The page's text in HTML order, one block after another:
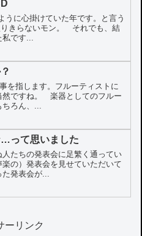
うに心掛けていた年です。と言う
りきらないモン。 それでも、結
私です...
を指します。フルーティストに
然ですね。 楽器としてのフルー
ろん、...
って思いました
たちの発表会に足繁く通ってい
の）発表会を見せていただいて
た発表会が...
ーリンク